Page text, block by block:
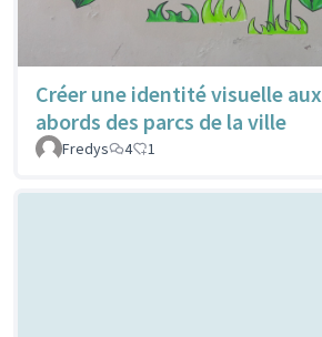
Créer une identité visuelle aux
abords des parcs de la ville
Fredys
4 1